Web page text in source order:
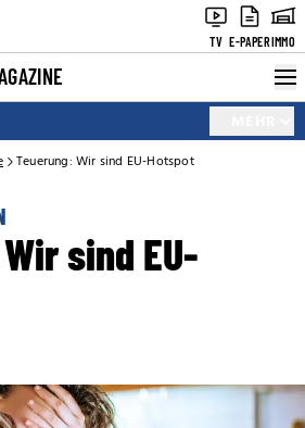
TV E-PAPERIMMO
Teuerung: Wir sind EU-Hotspot
sind EU-